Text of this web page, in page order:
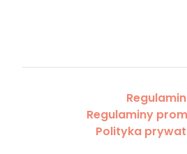
Regulamin
Regulaminy
Polityka